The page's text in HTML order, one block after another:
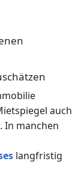
auch
In manchen
langfristig